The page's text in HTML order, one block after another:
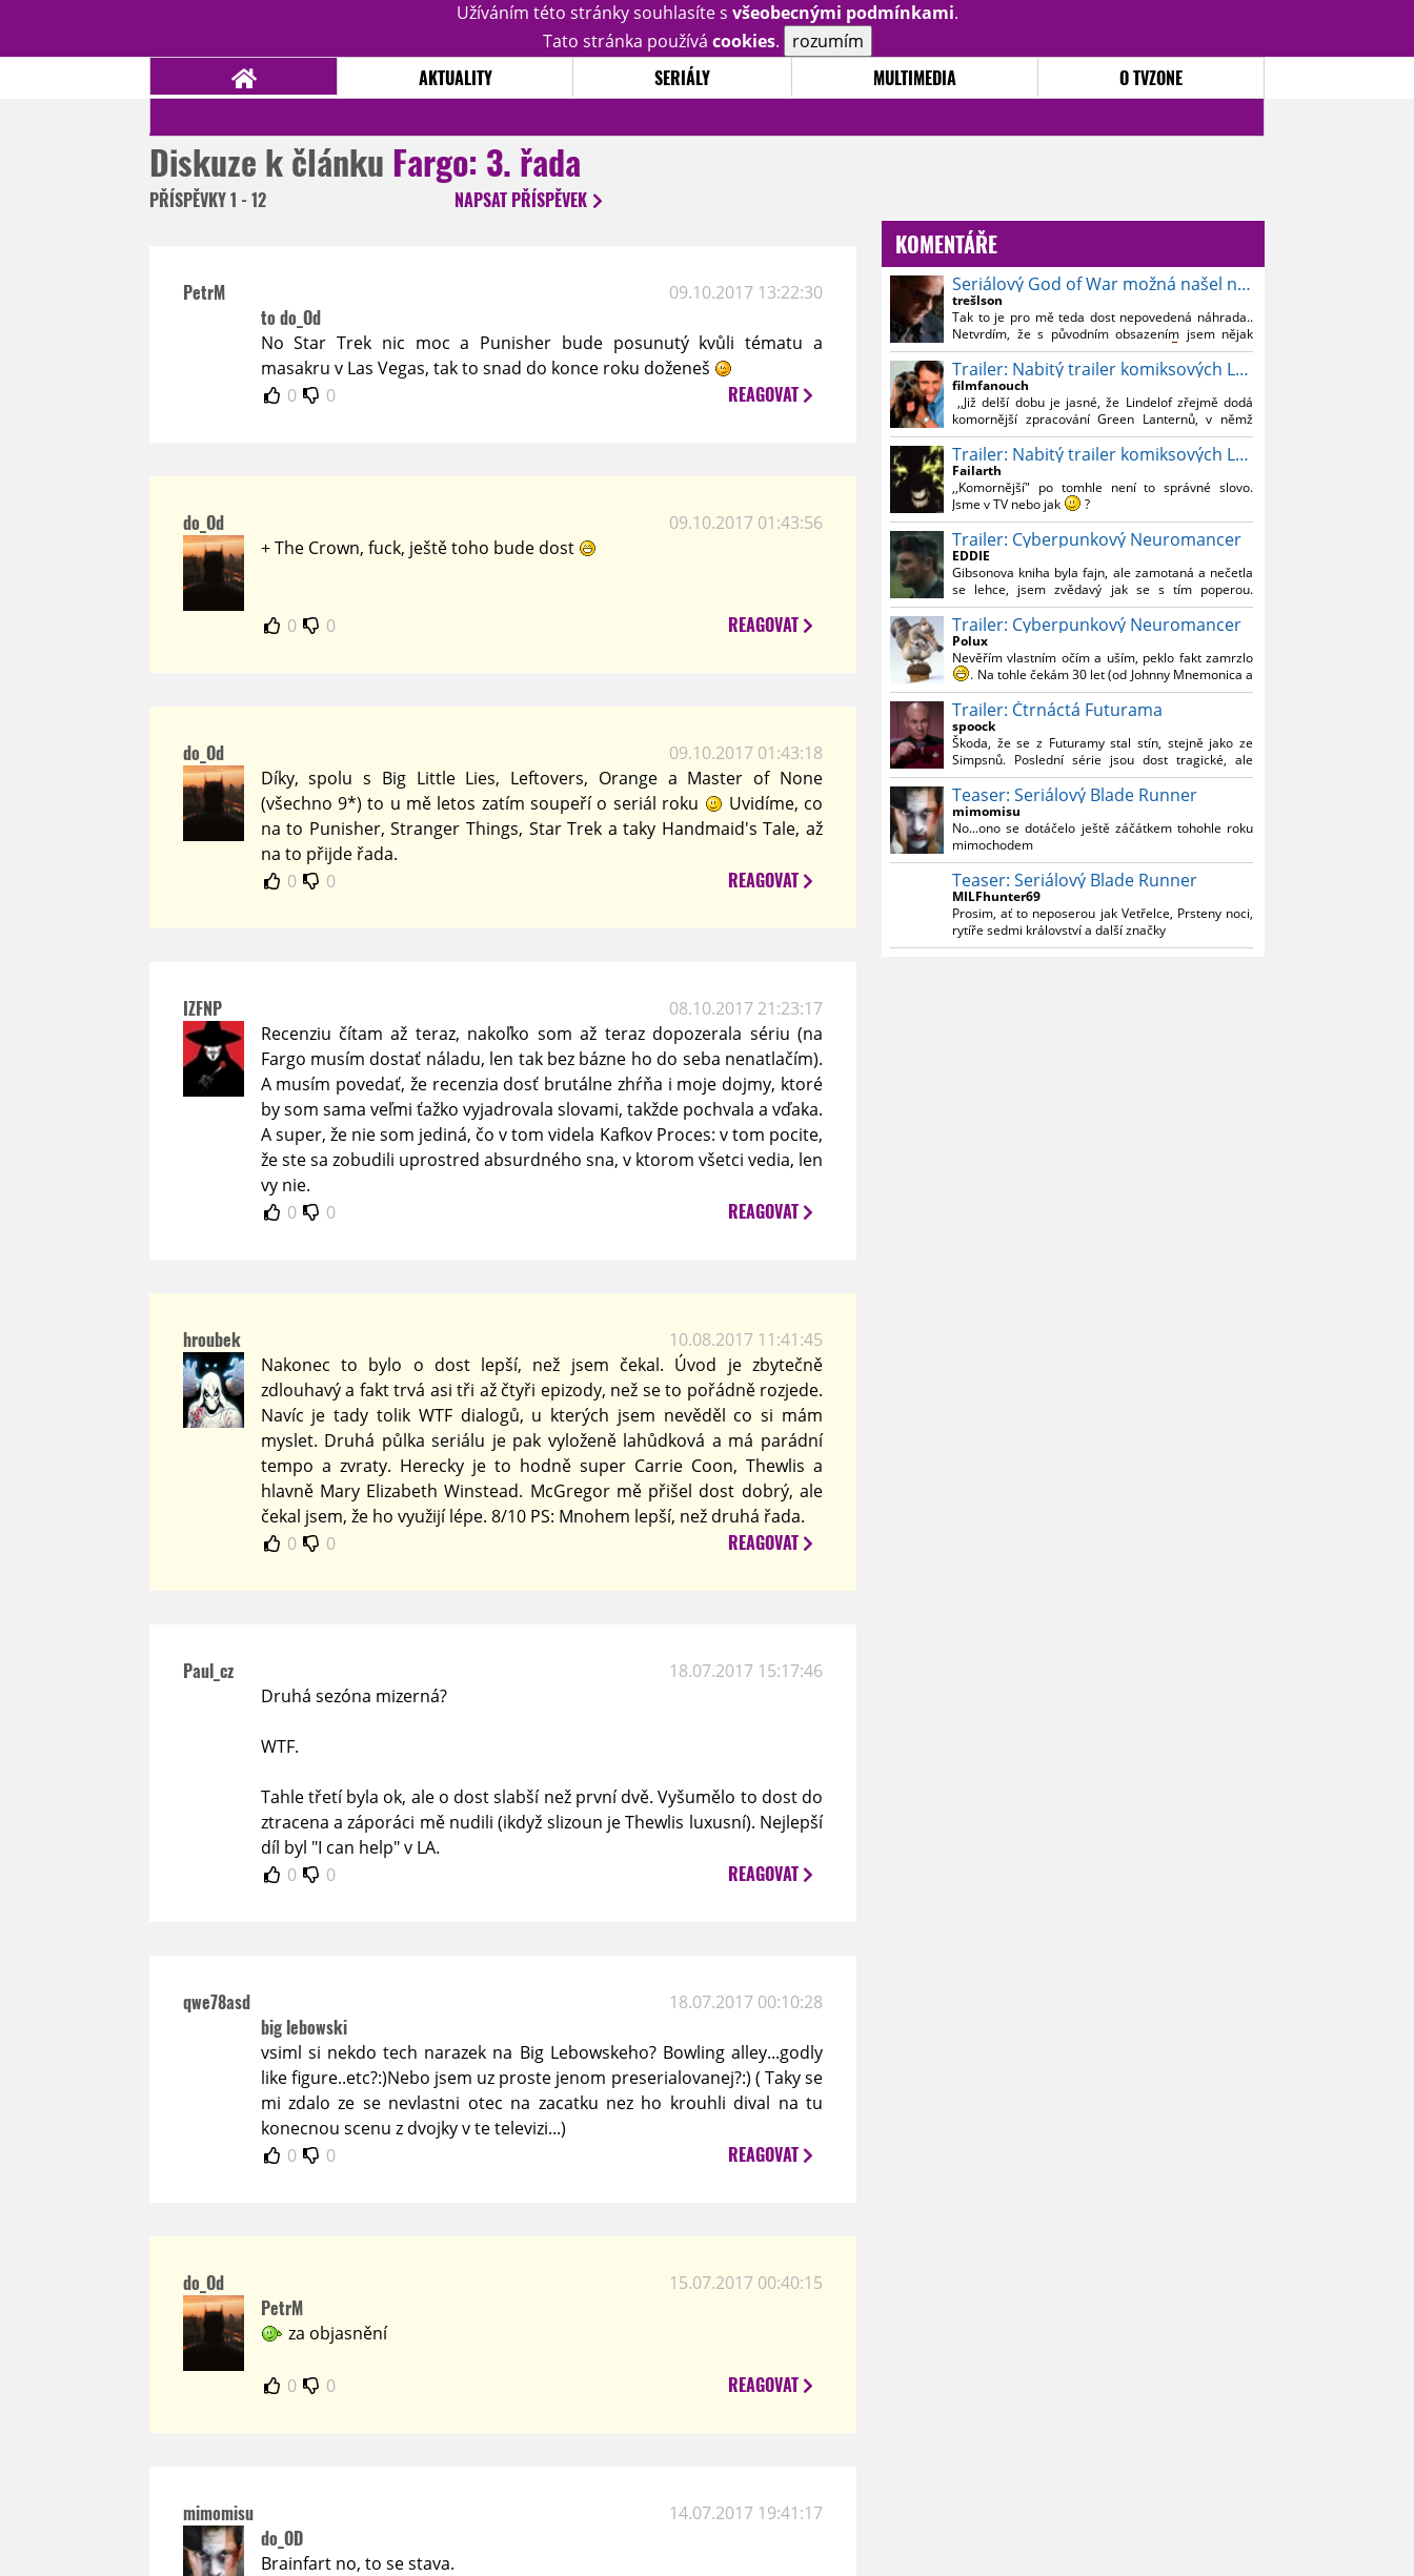
Užíváním této stránky souhlasíte s všeobecnými podmínkami.
Tato stránka používá cookies. rozumím
AKTUALITY SERIÁLY MULTIMEDIA O TVZONE
Diskuze k článku Fargo: 3. řada
PŘÍSPĚVKY1 - 12 NAPSAT PŘÍSPĚVEK
PetrM 09.10.2017 13:22:30
to do_Od
No Star Trek nic moc a Punisher bude posunutý kvůli tématu a
masakru v Las Vegas, tak to snad do konce roku doženeš
0
0 REAGOVAT
do_Od
09.10.2017 01:43:56
+ The Crown, fuck, ještě toho bude dost
0 0 REAGOVAT
do_Od
09.10.2017 01:43:18
Díky, spolu s Big Little Lies, Leftovers, Orange a Master of None
(všechno 9*) to u mě letos zatím soupeří o seriál roku
Uvidíme, co
na to Punisher, Stranger Things, Star Trek a taky Handmaid's Tale, až
na to přijde řada.
0
0 REAGOVAT
IZFNP
08.10.2017 21:23:17
Recenziu čítam až teraz, nakoľko som až teraz dopozerala sériu (na
Fargo musím dostať náladu, len tak bez bázne ho do seba nenatlačím).
A musím povedať, že recenzia dosť brutálne zhŕňa i moje dojmy, ktoré
by som sama veľmi ťažko vyjadrovala slovami, takžde pochvala a vďaka.
A super, že nie som jediná, čo v tom videla Kafkov Proces: v tom pocite,
že ste sa zobudili uprostred absurdného sna, v ktorom všetci vedia, len
vy nie.
0
0 REAGOVAT
hroubek
10.08.2017 11:41:45
Nakonec to bylo o dost lepší, než jsem čekal. Úvod je zbytečně
zdlouhavý a fakt trvá asi tři až čtyři epizody, než se to pořádně rozjede.
Navíc je tady tolik WTF dialogů, u kterých jsem nevěděl co si mám
myslet. Druhá půlka seriálu je pak vyloženě lahůdková a má parádní
tempo a zvraty. Herecky je to hodně super Carrie Coon, Thewlis a
hlavně Mary Elizabeth Winstead. McGregor mě přišel dost dobrý, ale
čekal jsem, že ho využijí lépe. 8/10 PS: Mnohem lepší, než druhá řada.
0
0 REAGOVAT
Paul_cz
18.07.2017 15:17:46
Druhá sezóna mizerná?
WTF.
Tahle třetí byla ok, ale o dost slabší než první dvě. Vyšumělo to dost do
ztracena a záporáci mě nudili (ikdyž slizoun je Thewlis luxusní). Nejlepší
díl byl "I can help" v LA.
0
0 REAGOVAT
qwe78asd 18.07.2017 00:10:28
big lebowski
vsiml si nekdo tech narazek na Big Lebowskeho? Bowling alley...godly
like figure..etc?:)Nebo jsem uz proste jenom preserialovanej?:) ( Taky se
mi zdalo ze se nevlastni otec na zacatku nez ho krouhli dival na tu
konecnou scenu z dvojky v te televizi...)
0
0 REAGOVAT
do_Od 15.07.2017 00:40:15
PetrM
za objasnění
0 0 REAGOVAT
mimomisu 14.07.2017 19:41:17
do_OD
Brainfart no, to se stava.
KOMENTÁŘE
Seriálový God of War možná našel nového Kratose
trešlson
Tak to je pro mě teda dost nepovedená náhrada..
Netvrdím, že s původním obsazením jsem nějak
souznil, ale Bautistu fakt nemusim..
Trailer: Nabitý trailer komiksových Lanterns
filmfanouch
,,Již delší dobu je jasné, že Lindelof zřejmě dodá
komornější zpracování Green Lanternů, v němž
nebude moc prostoru na vesmírné blbnutí, o to více
se ovšem bude moci nová adaptace odprostit třeba
od filmového Green Lanterna s Ryanem
Reynoldsem.´´ Co je na tom nesrozumitelného?
Trailer: Nabitý trailer komiksových Lanterns
Failarth
,,Komornější" po tomhle není to správné slovo.
Jsme v TV nebo jak
?
Nebál bych se říct, že to vypadá skvěle jak po
stránce kvantity materiálu, tak i formou.
Výběr Ulricha Tomsena pro mě velké překvapení a
velmi zajímavá volba bravo.
Chandler je lepší a lepší s každou novou scénou.
Komiksy to mají ted´těžké, paradoxně tomu škodí
to všechno kolem (DC nebo MCU to je buřt) , ale
nezasloužilo by si to zářez jen kvůli tomu. Držím
tomu palce.
Trailer: Cyberpunkový Neuromancer
EDDIE
Gibsonova kniha byla fajn, ale zamotaná a nečetla
se lehce, jsem zvědavý jak se s tím poperou.
Grafický román jsem nevěděl, že existuje.
Trailer: Cyberpunkový Neuromancer
Polux
Nevěřím vlastním očím a uším, peklo fakt zamrzlo
. Na tohle čekám 30 let (od Johnny Mnemonica a
tehdejšího zjištění z časopisů, kdo je to Gibson a co
je jeho debutová kniha zač), přičemž 25 let (od
Matrixu, který pojem cyberpunk dostal do
povědomí i obyčejného diváka a nikoliv fanouška
žánru) marně doufám, že si po řadě "duchovních
nástupců", kteří přišli poté (Ghost In The Shell, Alita:
Battle Angel, Altered Carbon, Blade Runner 2049,
Cyberpunk 2077, atd.), někdo konečně vzpomene i
na bibli cyberpunku, se kterou to všechno začalo.
Teď už nezbývá nic jiného než se tiše modlit a
doufat, že to bude stát za to
. Plus kudos za
sázku na seriál a nikoliv film, snad tvůrci tu výsadu
násobně větší stopáže náležitě využijí.
Trailer: Čtrnáctá Futurama
spoock
Škoda, že se z Futuramy stal stín, stejně jako ze
Simpsnů. Poslední série jsou dost tragické, ale
třeba se objeví nějaký zajímavý scénárista.
Nedávno začala vycházet nová řada Ricka a
Mortyho a já z úžasem zjistil, že se na to dá opět
koukat.
Teaser: Seriálový Blade Runner
mimomisu
No...ono se dotáčelo ještě záčátkem tohohle roku
mimochodem
Teaser: Seriálový Blade Runner
MILFhunter69
Prosim, ať to neposerou jak Vetřelce, Prsteny noci,
rytíře sedmi království a další značky